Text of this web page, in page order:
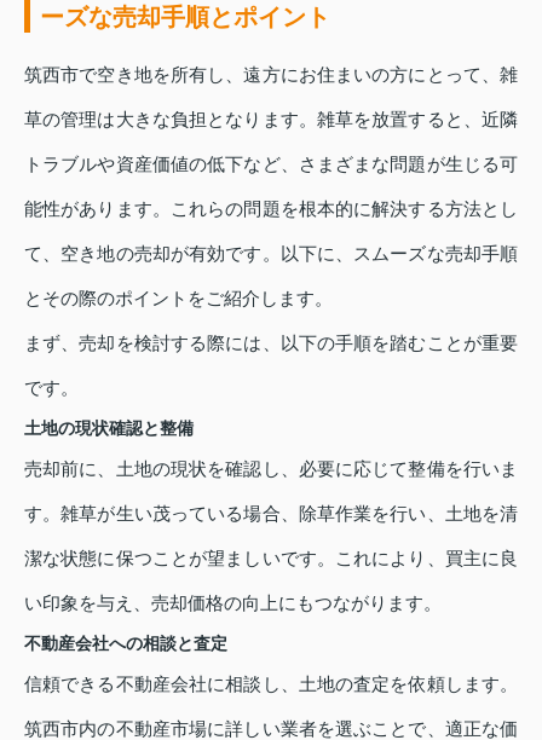
ーズな売却手順とポイント
筑西市で空き地を所有し、遠方にお住まいの方にとって、雑
草の管理は大きな負担となります。雑草を放置すると、近隣
トラブルや資産価値の低下など、さまざまな問題が生じる可
能性があります。これらの問題を根本的に解決する方法とし
て、空き地の売却が有効です。以下に、スムーズな売却手順
とその際のポイントをご紹介します。
まず、売却を検討する際には、以下の手順を踏むことが重要
です。
土地の現状確認と整備
売却前に、土地の現状を確認し、必要に応じて整備を行いま
す。雑草が生い茂っている場合、除草作業を行い、土地を清
潔な状態に保つことが望ましいです。これにより、買主に良
い印象を与え、売却価格の向上にもつながります。
不動産会社への相談と査定
信頼できる不動産会社に相談し、土地の査定を依頼します。
筑西市内の不動産市場に詳しい業者を選ぶことで、適正な価